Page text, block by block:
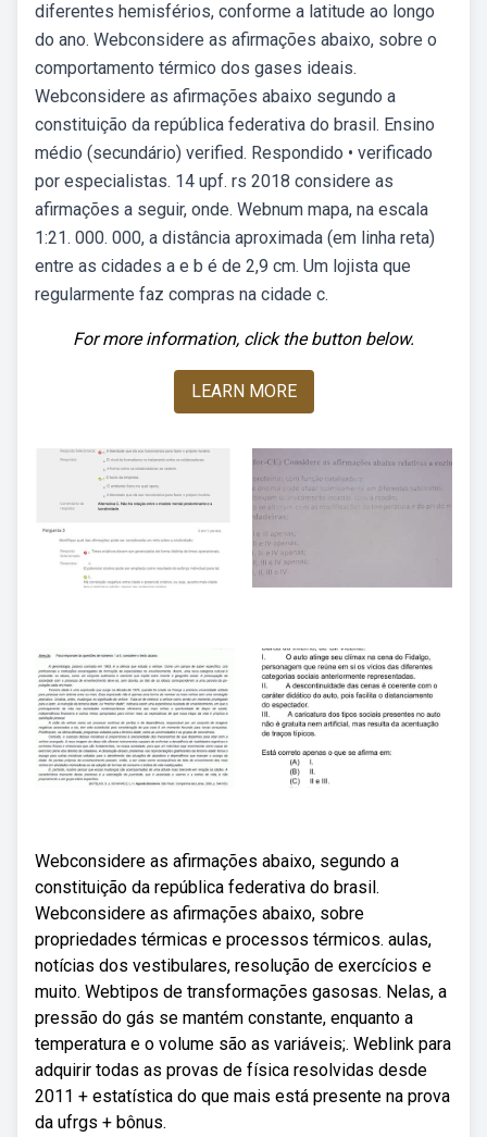
diferentes hemisférios, conforme a latitude ao longo
do ano. Webconsidere as afirmações abaixo, sobre o
comportamento térmico dos gases ideais.
Webconsidere as afirmações abaixo segundo a
constituição da república federativa do brasil. Ensino
médio (secundário) verified. Respondido • verificado
por especialistas. 14 upf. rs 2018 considere as
afirmações a seguir, onde. Webnum mapa, na escala
1:21. 000. 000, a distância aproximada (em linha reta)
entre as cidades a e b é de 2,9 cm. Um lojista que
regularmente faz compras na cidade c.
For more information, click the button below.
LEARN MORE
Webconsidere as afirmações abaixo, segundo a
constituição da república federativa do brasil.
Webconsidere as afirmações abaixo, sobre
propriedades térmicas e processos térmicos. aulas,
notícias dos vestibulares, resolução de exercícios e
muito. Webtipos de transformações gasosas. Nelas, a
pressão do gás se mantém constante, enquanto a
temperatura e o volume são as variáveis;. Weblink para
adquirir todas as provas de física resolvidas desde
2011 + estatística do que mais está presente na prova
da ufrgs + bônus.